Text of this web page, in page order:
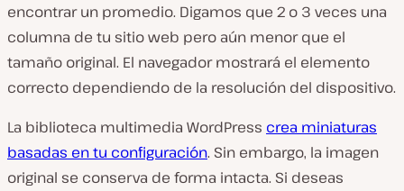
encontrar un promedio. Digamos que 2 o 3 veces una
columna de tu sitio web pero aún menor que el
tamaño original. El navegador mostrará el elemento
correcto dependiendo de la resolución del dispositivo.
La biblioteca multimedia WordPress crea miniaturas
basadas en tu configuración. Sin embargo, la imagen
original se conserva de forma intacta. Si deseas